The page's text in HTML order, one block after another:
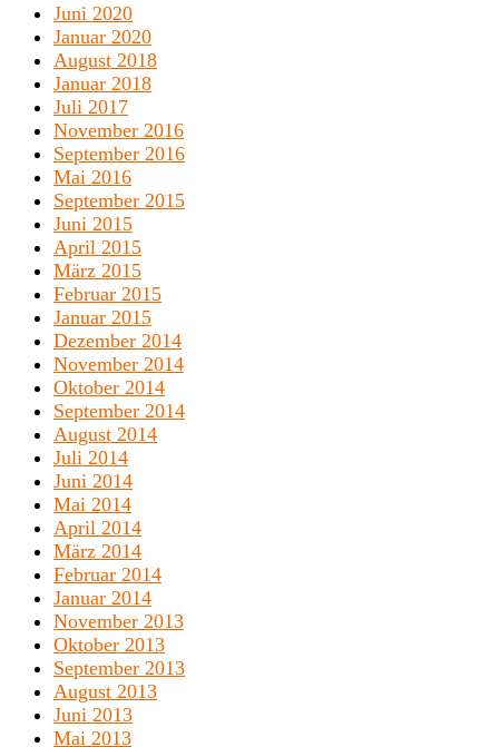
Juni 2020
Januar 2020
August 2018
Januar 2018
Juli 2017
November 2016
September 2016
Mai 2016
September 2015
Juni 2015
April 2015
März 2015
Februar 2015
Januar 2015
Dezember 2014
November 2014
Oktober 2014
September 2014
August 2014
Juli 2014
Juni 2014
Mai 2014
April 2014
März 2014
Februar 2014
Januar 2014
November 2013
Oktober 2013
September 2013
August 2013
Juni 2013
Mai 2013